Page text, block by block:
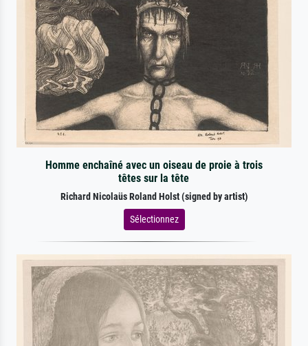
Homme enchaîné avec un oiseau de proie à trois
têtes sur la tête
Richard Nicolaüs Roland Holst (signed by artist)
Sélectionnez